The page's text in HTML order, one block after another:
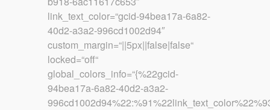
link_text_color=“gcid-94bea17a-6a82-
40d2-a3a2-996cd1002d94″
custom_margin=“||5px||false|false“
locked=“off“
global_colors_info=“{%22gcid-
94bea17a-6a82-40d2-a3a2-